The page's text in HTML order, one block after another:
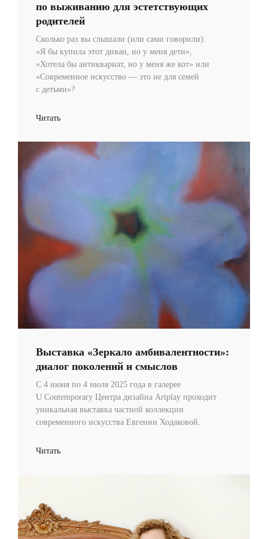
по выживанию для эстетствующих
родителей
Сколько раз вы слышали (или сами говорили):
«Я бы купила этот диван, но у меня дети»,
«Хотела бы антиквариат, но у меня же кот» или
«Современное искусство — это не для семей
с детьми»?
Читать
Выставка «Зеркало амбивалентности»:
диалог поколений и смыслов
С 4 июня по 4 июля 2025 года в галерее
U Contemporary Центра дизайна Artplay проходит
уникальная выставка частной коллекции
современного искусства Евгении Ходаковой.
Читать